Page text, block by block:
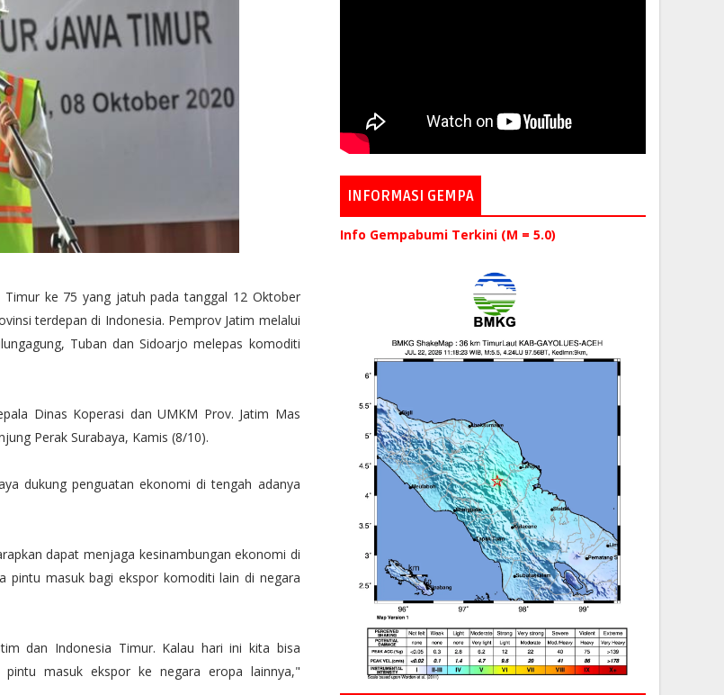
Timur ke 75 yang jatuh pada tanggal 12 Oktober
terdepan di Indonesia. Pemprov Jatim melalui
Tuban dan Sidoarjo melepas komoditi
Dinas Koperasi dan UMKM Prov. Jatim Mas
Perak Surabaya, Kamis (8/10).
dukung penguatan ekonomi di tengah adanya
dapat menjaga kesinambungan ekonomi di
pintu masuk bagi ekspor komoditi lain di negara
dan Indonesia Timur. Kalau hari ini kita bisa
masuk ekspor ke negara eropa lainnya,"
INFORMASI GEMPA
Info Gempabumi Terkini (M = 5.0)